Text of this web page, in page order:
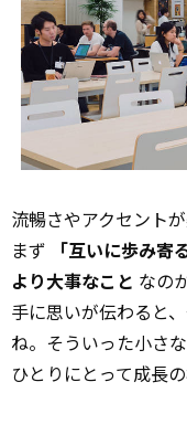
流暢さやアクセント
まず
「互いに歩み
より大事なこと なの
手に思いが伝わると
ね。そういった小さ
ひとりにとって成長